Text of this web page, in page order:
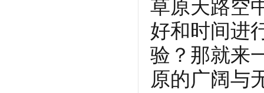
草原天路空
好和时间进
验？那就来
原的广阔与